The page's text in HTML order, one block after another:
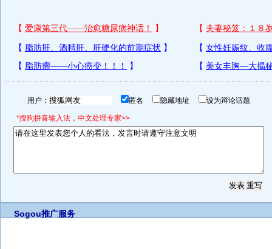
用户： 匿名 隐藏地址 设为辩论话题
*搜狗拼音输入法，中文处理专家>>
Sogou推广服务